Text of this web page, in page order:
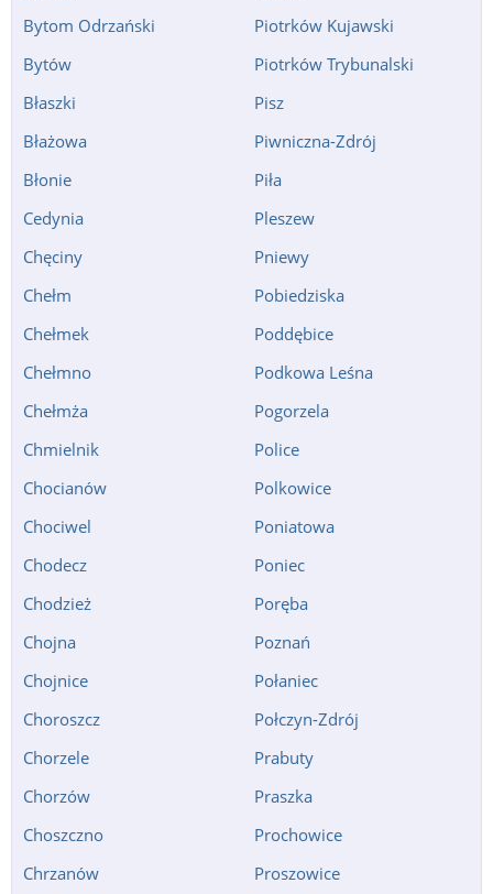
Bytom Odrzański
Bytów
Błaszki
Błażowa
Błonie
Cedynia
Chęciny
Chełm
Chełmek
Chełmno
Chełmża
Chmielnik
Chocianów
Chociwel
Chodecz
Chodzież
Chojna
Chojnice
Choroszcz
Chorzele
Chorzów
Choszczno
Chrzanów
Piotrków Kujawski
Piotrków Trybunalski
Pisz
Piwniczna-Zdrój
Piła
Pleszew
Pniewy
Pobiedziska
Poddębice
Podkowa Leśna
Pogorzela
Police
Polkowice
Poniatowa
Poniec
Poręba
Poznań
Połaniec
Połczyn-Zdrój
Prabuty
Praszka
Prochowice
Proszowice